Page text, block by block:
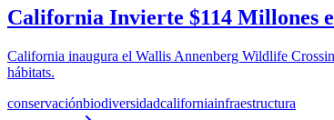
California Invierte $114 Millones
California inaugura el Wallis Annenberg Wildlife
hábitats.
conservaciónbiodiversidadcaliforniainfraestructura